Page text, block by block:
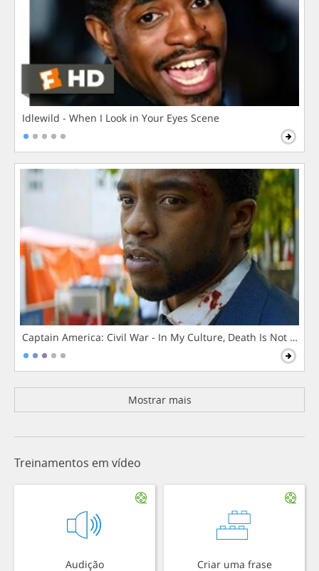
Idlewild - When I Look in Your Eyes Scene
Captain America: Civil War - In My Culture, Death Is Not The
Mostrar mais
Treinamentos em vídeo
Audição Criar uma frase